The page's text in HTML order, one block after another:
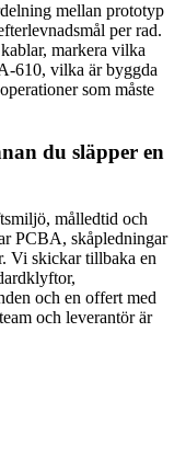
mellan prototyp
per rad.
markera vilka
610, vilka är byggda
som måste
du släpper en
målledtid och
PCBA, skåpledningar
Vi skickar tillbaka en
och en offert med
och leverantör är